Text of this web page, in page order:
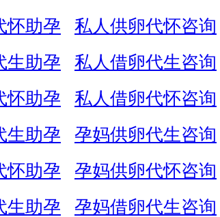
怀助孕
私人供卵代怀咨询
生助孕
私人借卵代生咨询
怀助孕
私人借卵代怀咨询
生助孕
孕妈供卵代生咨询
怀助孕
孕妈供卵代怀咨询
生助孕
孕妈借卵代生咨询